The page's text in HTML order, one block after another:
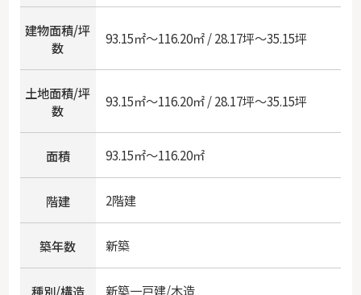
建物面積/坪
数
93.15㎡～116.20㎡ / 28.17坪～35.15坪
土地面積/坪
数
93.15㎡～116.20㎡ / 28.17坪～35.15坪
面積 93.15㎡～116.20㎡
階建 2階建
築年数 新築
種別/構造 新築一戸建/木造